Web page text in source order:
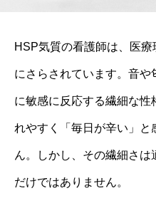
HSP気質の看護師は、医
にさらされています。音
に敏感に反応する繊細な
れやすく「毎日が辛い」
ん。しかし、その繊細さ
だけではありません。